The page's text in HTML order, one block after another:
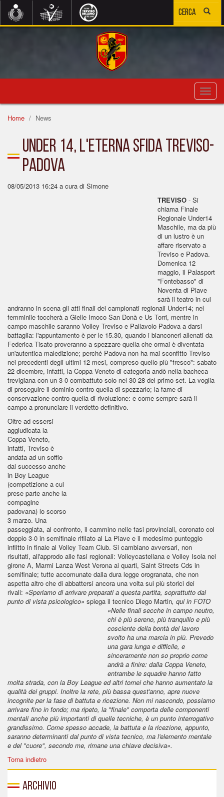
Home
News
Under 14, l'eterna sfida Treviso-
Padova
08/05/2013 16:24 a cura di Simone
TREVISO - Si
chiama Finale
Regionale Under14
Maschile, ma da più
di un lustro è un
affare riservato a
Treviso e Padova.
Domenica 12
maggio, il Palasport
"Fontebasso" di
Noventa di Piave
sarà il teatro in cui
andranno in scena gli atti finali dei campionati regionali Under14; nel
femminile toccherà a Gielle Imoco San Donà e Us Torri, mentre in
campo maschile saranno Volley Treviso e Pallavolo Padova a darsi
battaglia: l'appuntamento è per le 15.30, quando i bianconeri allenati da
Federica Tisato proveranno a spezzare quella che ormai è diventata
un'autentica maledizione; perché Padova non ha mai sconfitto Treviso
nei precedenti degli ultimi 12 mesi, compreso quello più "fresco": sabato
22 dicembre, infatti, la Coppa Veneto di categoria andò nella bacheca
trevigiana con un 3-0 combattuto solo nel 30-28 del primo set. La voglia
di proseguire il dominio contro quella di spezzarlo; la fame di
conservazione contro quella di rivoluzione: e come sempre sarà il
campo a pronunciare il verdetto definitivo.
Oltre ad essersi
aggiudicata la
Coppa Veneto,
infatti, Treviso è
andata ad un soffio
dal successo anche
in Boy League
(competizione a cui
prese parte anche la
compagine
padovana) lo scorso
3 marzo. Una
passeggiata, al confronto, il cammino nelle fasi provinciali, coronato col
doppio 3-0 in semifinale rifilato al La Piave e il medesimo punteggio
inflitto in finale al Volley Team Club. Si cambiano avversari, non
risultati, all'approdo alle fasi regionali: Volleycastellana e Volley Isola nel
girone A, Marmi Lanza West Verona ai quarti, Saint Streets Cds in
semifinale; tutte accomunate dalla dura legge orogranata, che non
aspetta altro che di abbattersi ancora una volta sui più storici dei
rivali: «Speriamo di arrivare preparati a questa partita, soprattutto dal
punto di vista psicologico» spiega il tecnico Diego Martin, qui in FOTO
«Nelle finali secche in campo neutro,
chi è più sereno, più tranquillo e più
cosciente della bontà del lavoro
svolto ha una marcia in più. Prevedo
una gara lunga e difficile, e
sinceramente non so proprio come
andrà a finire: dalla Coppa Veneto,
entrambe le squadre hanno fatto
molta strada, con la Boy League ed altri tornei che hanno aumentato la
qualità dei gruppi. Inoltre la rete, più bassa quest'anno, apre nuove
incognite per la fase di battuta e ricezione. Non mi nascondo, possiamo
arrivare fino in fondo; ma ripeto, la "finale" comporta delle componenti
mentali anche più importanti di quelle tecniche, è un punto interrogativo
grandissimo. Come spesso accade, la battuta e la ricezione, appunto,
saranno determinanti dal punto di vista tecnico, ma l'elemento mentale
e del "cuore", secondo me, rimane una chiave decisiva».
Torna indietro
Archivio